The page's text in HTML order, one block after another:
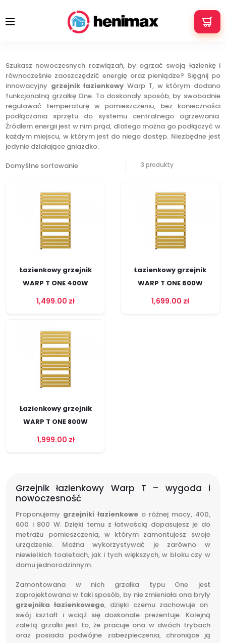
WARP T ONE
Strona główna Grzejniki łazienkowe WARP T ONE
Szukasz nowoczesnych rozwiązań, by ogrzać swoją łazienkę i
równocześnie zaoszczędzić energię oraz pieniądze? Sięgnij po
innowacyjny grzejnik łazienkowy Warp T, w którym dodano
funkcjonalną grzałkę One. To doskonały sposób, by swobodnie
regulować temperaturę w pomieszczeniu, bez konieczności
podłączania sprzętu do systemu centralnego ogrzewania.
Źródłem energii jest w nim prąd, dlatego można go podłączyć w
każdym miejscu, w którym jest do niego dostęp. Niezbędne jest
jedynie działające gniazdko.
3 produkty
Łazienkowy grzejnik
WARP T ONE 400W
1,499.00 zł
Łazienkowy grzejnik
WARP T ONE 600W
1,699.00 zł
Łazienkowy grzejnik
WARP T ONE 800W
1,999.00 zł
Grzejnik łazienkowy Warp T – wygoda i
nowoczesność
Proponujemy grzejniki łazienkowe o różnej mocy, 400,
600 i 800 W. Dzięki temu z łatwością dopasujesz je do
metrażu pomieszczenia, w którym zamontujesz swoje
urządzenie. Można wykorzystywać je zarówno w
niewielkich toaletach, jak i tych większych, w bloku czy w
domu jednorodzinnym.
Zamontowana w nich grzałka typu One jest
zaprojektowana w taki sposób, by nie zmieniała ona bryły
grzejnika łazienkowego, dzięki czemu zachowuje on
swój kształt i wciąż się doskonale prezentuje. Kolejną
zaletą grzałki jest to, że pracuje ona w dwóch trybach
oraz posiada podwójne zabezpieczenia, chroniące ją